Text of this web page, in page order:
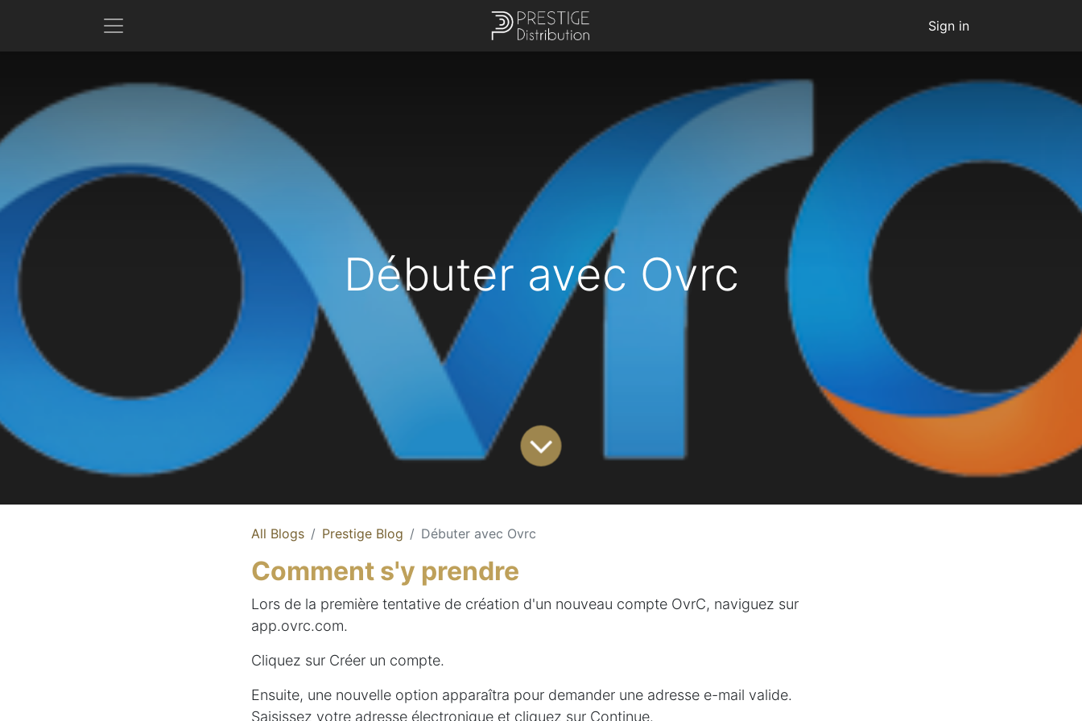
Sign in
Débuter avec Ovrc
All Blogs Prestige Blog Débuter avec Ovrc
Comment s'y prendre
Lors de la première tentative de création d'un nouveau compte OvrC, naviguez sur
app.ovrc.com.
Cliquez sur Créer un compte.
Ensuite, une nouvelle option apparaîtra pour demander une adresse e-mail valide.
Saisissez votre adresse électronique et cliquez sur Continue.